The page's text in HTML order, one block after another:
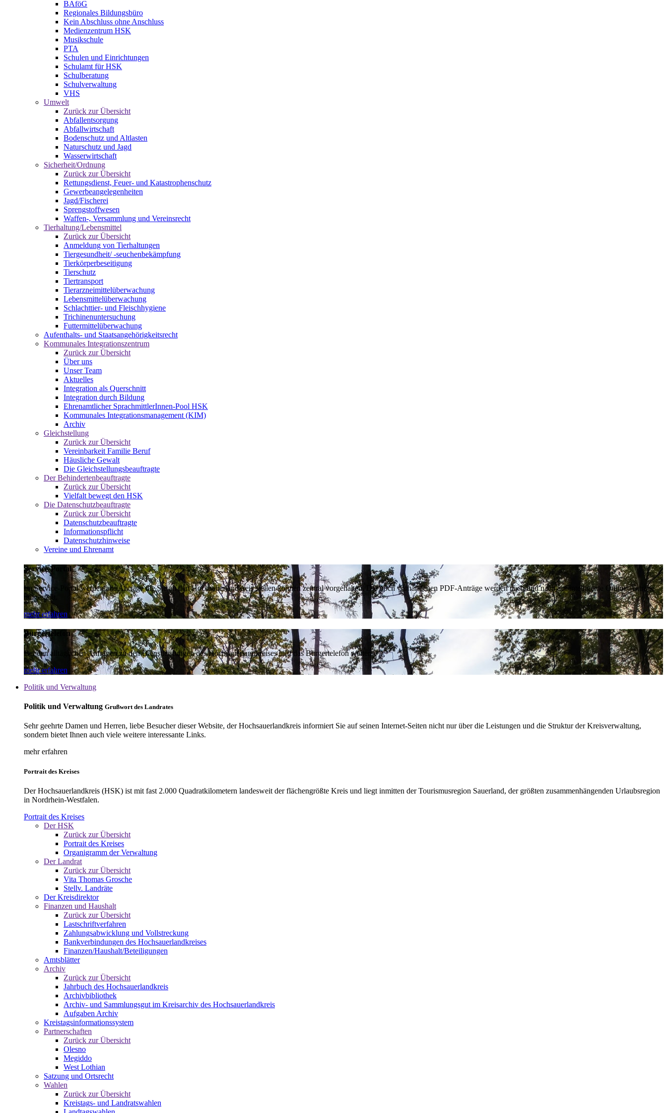
BAföG
Regionales Bildungsbüro
Kein Abschluss ohne Anschluss
Medienzentrum HSK
Musikschule
PTA
Schulen und Einrichtungen
Schulamt für HSK
Schulberatung
Schulverwaltung
VHS
Umwelt
Zurück zur Übersicht
Abfallentsorgung
Abfallwirtschaft
Bodenschutz und Altlasten
Naturschutz und Jagd
Wasserwirtschaft
Sicherheit/Ordnung
Zurück zur Übersicht
Rettungsdienst, Feuer- und Katastrophenschutz
Gewerbeangelegenheiten
Jagd/Fischerei
Sprengstoffwesen
Waffen-, Versammlung und Vereinsrecht
Tierhaltung/Lebensmittel
Zurück zur Übersicht
Anmeldung von Tierhaltungen
Tiergesundheit/ -seuchenbekämpfung
Tierkörperbeseitigung
Tierschutz
Tiertransport
Tierarzneimittelüberwachung
Lebensmittelüberwachung
Schlachttier- und Fleischhygiene
Trichinenuntersuchung
Futtermittelüberwachung
Aufenthalts- und Staatsangehörigkeitsrecht
Kommunales Integrationszentrum
Zurück zur Übersicht
Über uns
Unser Team
Aktuelles
Integration als Querschnitt
Integration durch Bildung
Ehrenamtlicher SprachmittlerInnen-Pool HSK
Kommunales Integrationsmanagement (KIM)
Archiv
Gleichstellung
Zurück zur Übersicht
Vereinbarkeit Familie Beruf
Häusliche Gewalt
Die Gleichstellungsbeauftragte
Der Behindertenbeauftragte
Zurück zur Übersicht
Vielfalt bewegt den HSK
Die Datenschutzbeauftragte
Zurück zur Übersicht
Datenschutzbeauftragte
Informationspflicht
Datenschutzhinweise
Vereine und Ehrenamt
Service-Portal
Im Service-Portal werden alle Anträge die Sie an den Hochsauerlandkreis stellen können zentral vorgehalten. Die noch vorhandenen PDF-Anträge werden nach und nach auf intelligente Online-Anträge
umgestellt.
mehr erfahren
Bürgertelefon
Bei den alltäglichen Anfragen zu den Dienstleistungen des Hochsauerlandkreises hilft das Bürgertelefon weiter.
mehr erfahren
Politik und Verwaltung
Politik und Verwaltung Grußwort des Landrates
Sehr geehrte Damen und Herren, liebe Besucher dieser Website, der Hochsauerlandkreis informiert Sie auf seinen Internet-Seiten nicht nur über die Leistungen und die Struktur der Kreisverwaltung,
sondern bietet Ihnen auch viele weitere interessante Links.
mehr erfahren
Portrait des Kreises
Der Hochsauerlandkreis (HSK) ist mit fast 2.000 Quadratkilometern landesweit der flächengrößte Kreis und liegt inmitten der Tourismusregion Sauerland, der größten zusammenhängenden Urlaubsregion
in Nordrhein-Westfalen.
Portrait des Kreises
Der HSK
Zurück zur Übersicht
Portrait des Kreises
Organigramm der Verwaltung
Der Landrat
Zurück zur Übersicht
Vita Thomas Grosche
Stellv. Landräte
Der Kreisdirektor
Finanzen und Haushalt
Zurück zur Übersicht
Lastschriftverfahren
Zahlungsabwicklung und Vollstreckung
Bankverbindungen des Hochsauerlandkreises
Finanzen/Haushalt/Beteiligungen
Amtsblätter
Archiv
Zurück zur Übersicht
Jahrbuch des Hochsauerlandkreis
Archivbibliothek
Archiv- und Sammlungsgut im Kreisarchiv des Hochsauerlandkreis
Aufgaben Archiv
Kreistagsinformationssystem
Partnerschaften
Zurück zur Übersicht
Olesno
Megiddo
West Lothian
Satzung und Ortsrecht
Wahlen
Zurück zur Übersicht
Kreistags- und Landratswahlen